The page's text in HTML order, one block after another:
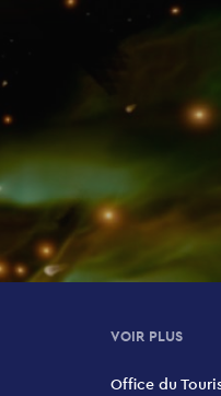
VOIR PLUS
Office du